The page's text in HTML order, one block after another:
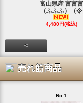
富山県産 富富富
（ふふふ）（令
4,480円(税込)
<
売れ筋商品
No.1